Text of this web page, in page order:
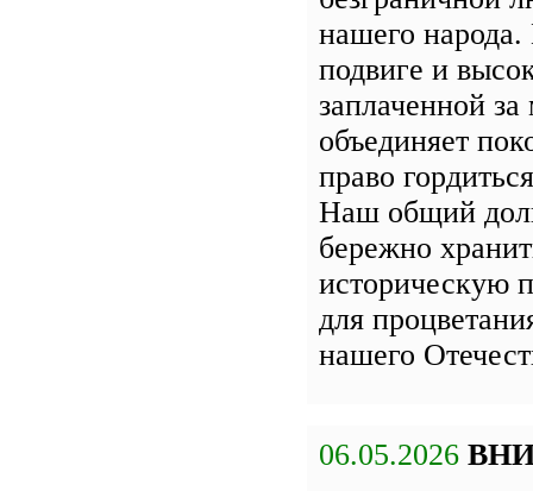
нашего
подвиге и
заплаченной
объединяет
право
Наш общий
бережно
историческую
для
нашего
06.05.2026